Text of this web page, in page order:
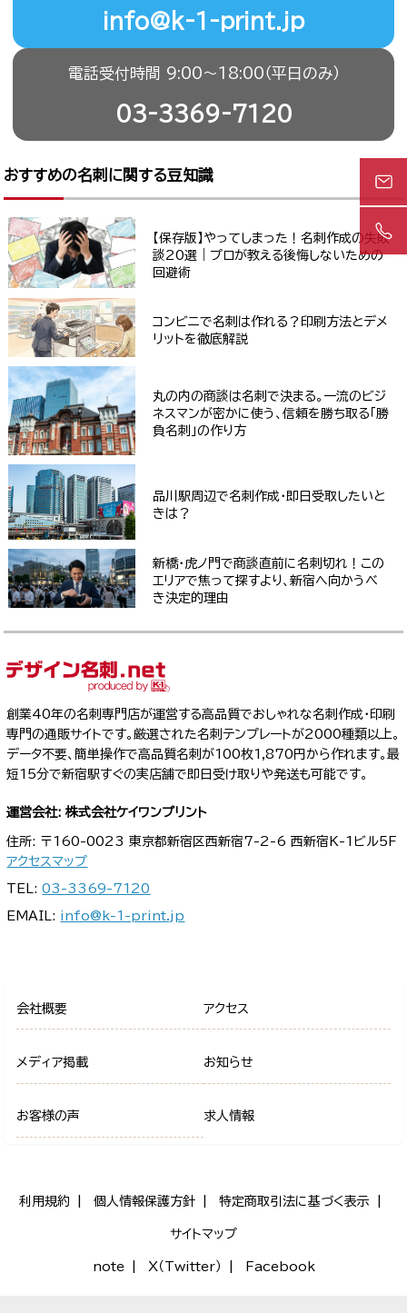
info@k-1-print.jp
電話受付時間 9:00〜18:00（平日のみ）
03-3369-7120
おすすめの名刺に関する豆知識
【保存版】やってしまった！名刺作成の失敗
談20選｜プロが教える後悔しないための
回避術
コンビニで名刺は作れる？印刷方法とデメ
リットを徹底解説
丸の内の商談は名刺で決まる。一流のビジ
ネスマンが密かに使う、信頼を勝ち取る「勝
負名刺」の作り方
品川駅周辺で名刺作成・即日受取したいと
きは？
新橋・虎ノ門で商談直前に名刺切れ！この
エリアで焦って探すより、新宿へ向かうべ
き決定的理由
創業40年の名刺専門店が運営する高品質でおしゃれな名刺作成・印刷
専門の通販サイトです。厳選された名刺テンプレートが2000種類以上。
データ不要、簡単操作で高品質名刺が100枚1,870円から作れます。最
短15分で新宿駅すぐの実店舗で即日受け取りや発送も可能です。
運営会社: 株式会社ケイワンプリント
住所: 〒160-0023 東京都新宿区西新宿7-2-6 西新宿K-1ビル5F
アクセスマップ
TEL:03-3369-7120
EMAIL: info@k-1-print.jp
会社概要 アクセス
メディア掲載 お知らせ
お客様の声 求人情報
利用規約 個人情報保護方針 特定商取引法に基づく表示
サイトマップ
note X（Twitter） Facebook